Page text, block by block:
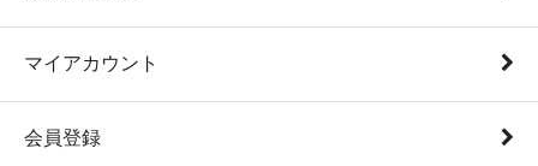
マイアカウント
会員登録